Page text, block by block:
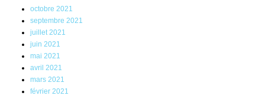
octobre 2021
septembre 2021
juillet 2021
juin 2021
mai 2021
avril 2021
mars 2021
février 2021